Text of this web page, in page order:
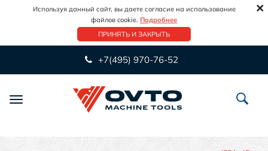
Используя данный сайт, вы даете согласие на использование
файлов cookie. Подробнее
ПРИНЯТЬ И ЗАКРЫТЬ
×
+7(495) 970-76-52
Переключить